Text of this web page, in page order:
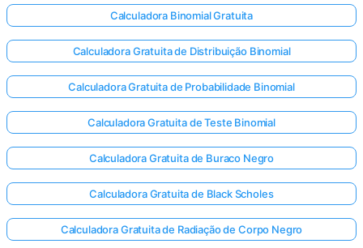
Calculadora Binomial Gratuita
Calculadora Gratuita de Distribuição Binomial
Calculadora Gratuita de Probabilidade Binomial
Calculadora Gratuita de Teste Binomial
Calculadora Gratuita de Buraco Negro
Calculadora Gratuita de Black Scholes
Calculadora Gratuita de Radiação de Corpo Negro